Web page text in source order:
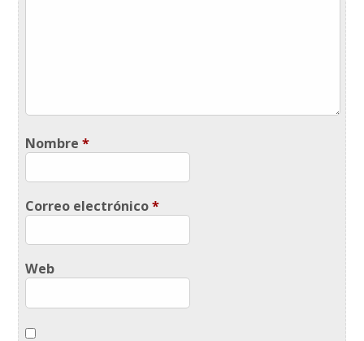
Nombre*
Correo electrónico*
Web